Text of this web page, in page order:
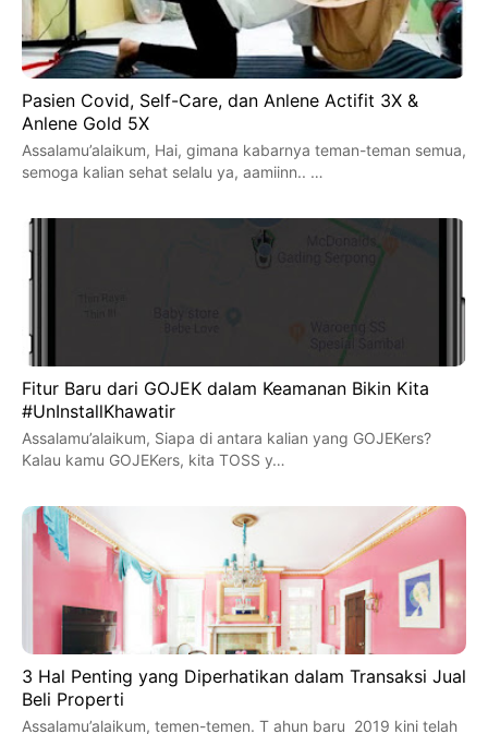
Pasien Covid, Self-Care, dan Anlene Actifit 3X &
Anlene Gold 5X
Assalamu’alaikum, Hai, gimana kabarnya teman-teman semua,
semoga kalian sehat selalu ya, aamiinn.. …
Fitur Baru dari GOJEK dalam Keamanan Bikin Kita
#UnInstallKhawatir
Assalamu’alaikum, Siapa di antara kalian yang GOJEKers?
Kalau kamu GOJEKers, kita TOSS y…
3 Hal Penting yang Diperhatikan dalam Transaksi Jual
Beli Properti
Assalamu’alaikum, temen-temen. T ahun baru 2019 kini telah